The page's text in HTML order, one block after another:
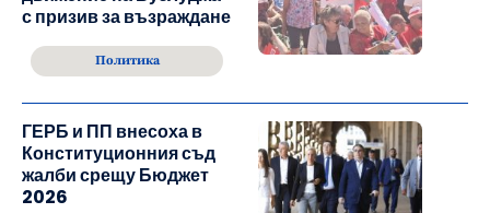
с призив за възраждане
Политика
ГЕРБ и ПП внесоха в
Конституционния съд
жалби срещу Бюджет
2026